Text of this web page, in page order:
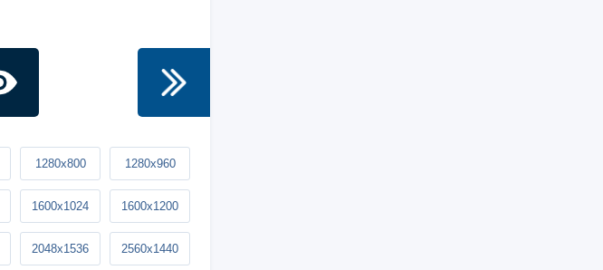
1280x800 1280x960
1600x1024 1600x1200
2048x1536 2560x1440